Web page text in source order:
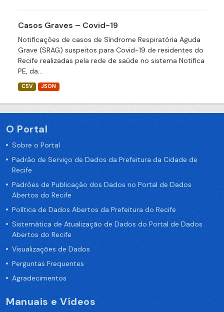
Casos Graves – Covid-19
Notificações de casos de Síndrome Respiratória Aguda
Grave (SRAG) suspeitos para Covid-19 de residentes do
Recife realizadas pela rede de saúde no sistema Notifica
PE, da...
CSV JSON
O Portal
Sobre o Portal
Padrão de Serviço de Dados da Prefeitura da Cidade de
Recife
Padrões de Publicação dos Dados no Portal de Dados
Abertos do Recife
Política de Dados Abertos da Prefeitura do Recife
Sistemática de Atualização de Dados do Portal de Dados
Abertos do Recife
Visualizações de Dados
Perguntas Frequentes
Agradecimentos
Manuais e Vídeos